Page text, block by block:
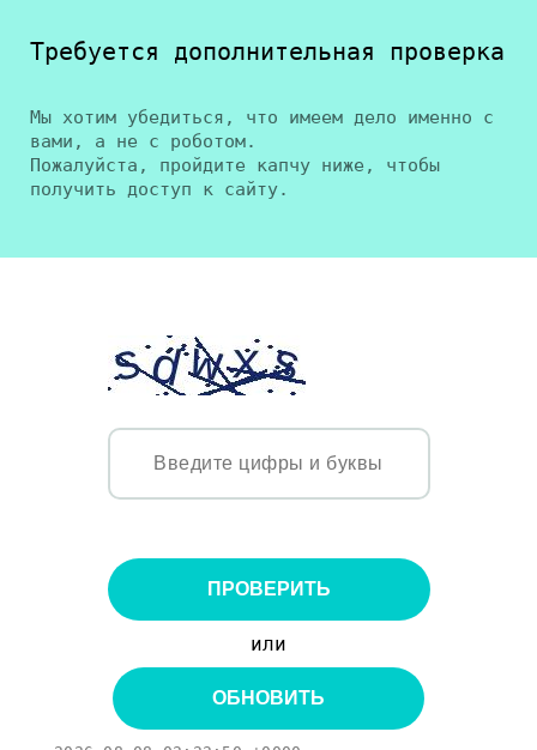
Требуется дополнительная проверка
Мы хотим убедиться, что имеем дело именно с
вами, а не с роботом.
Пожалуйста, пройдите капчу ниже, чтобы
получить доступ к сайту.
ПРОВЕРИТЬ
или
ОБНОВИТЬ